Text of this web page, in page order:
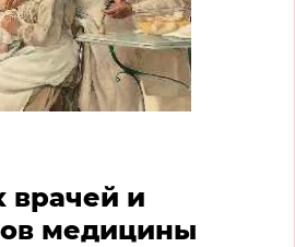
врачей и
медицины